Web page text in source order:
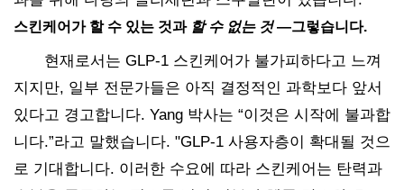
스킨케어가 할 수 있는 것과 할 수 없는 것—그렇습니다.
현재로서는 GLP-1 스킨케어가 불가피하다고 느껴
지지만, 일부 전문가들은 아직 결정적인 과학보다 앞서
있다고 경고합니다. Yang 박사는 “이것은 시작에 불과합
니다.”라고 말했습니다. "GLP-1 사용자층이 확대될 것으
로 기대합니다. 이러한 수요에 따라 스킨케어는 탄력과